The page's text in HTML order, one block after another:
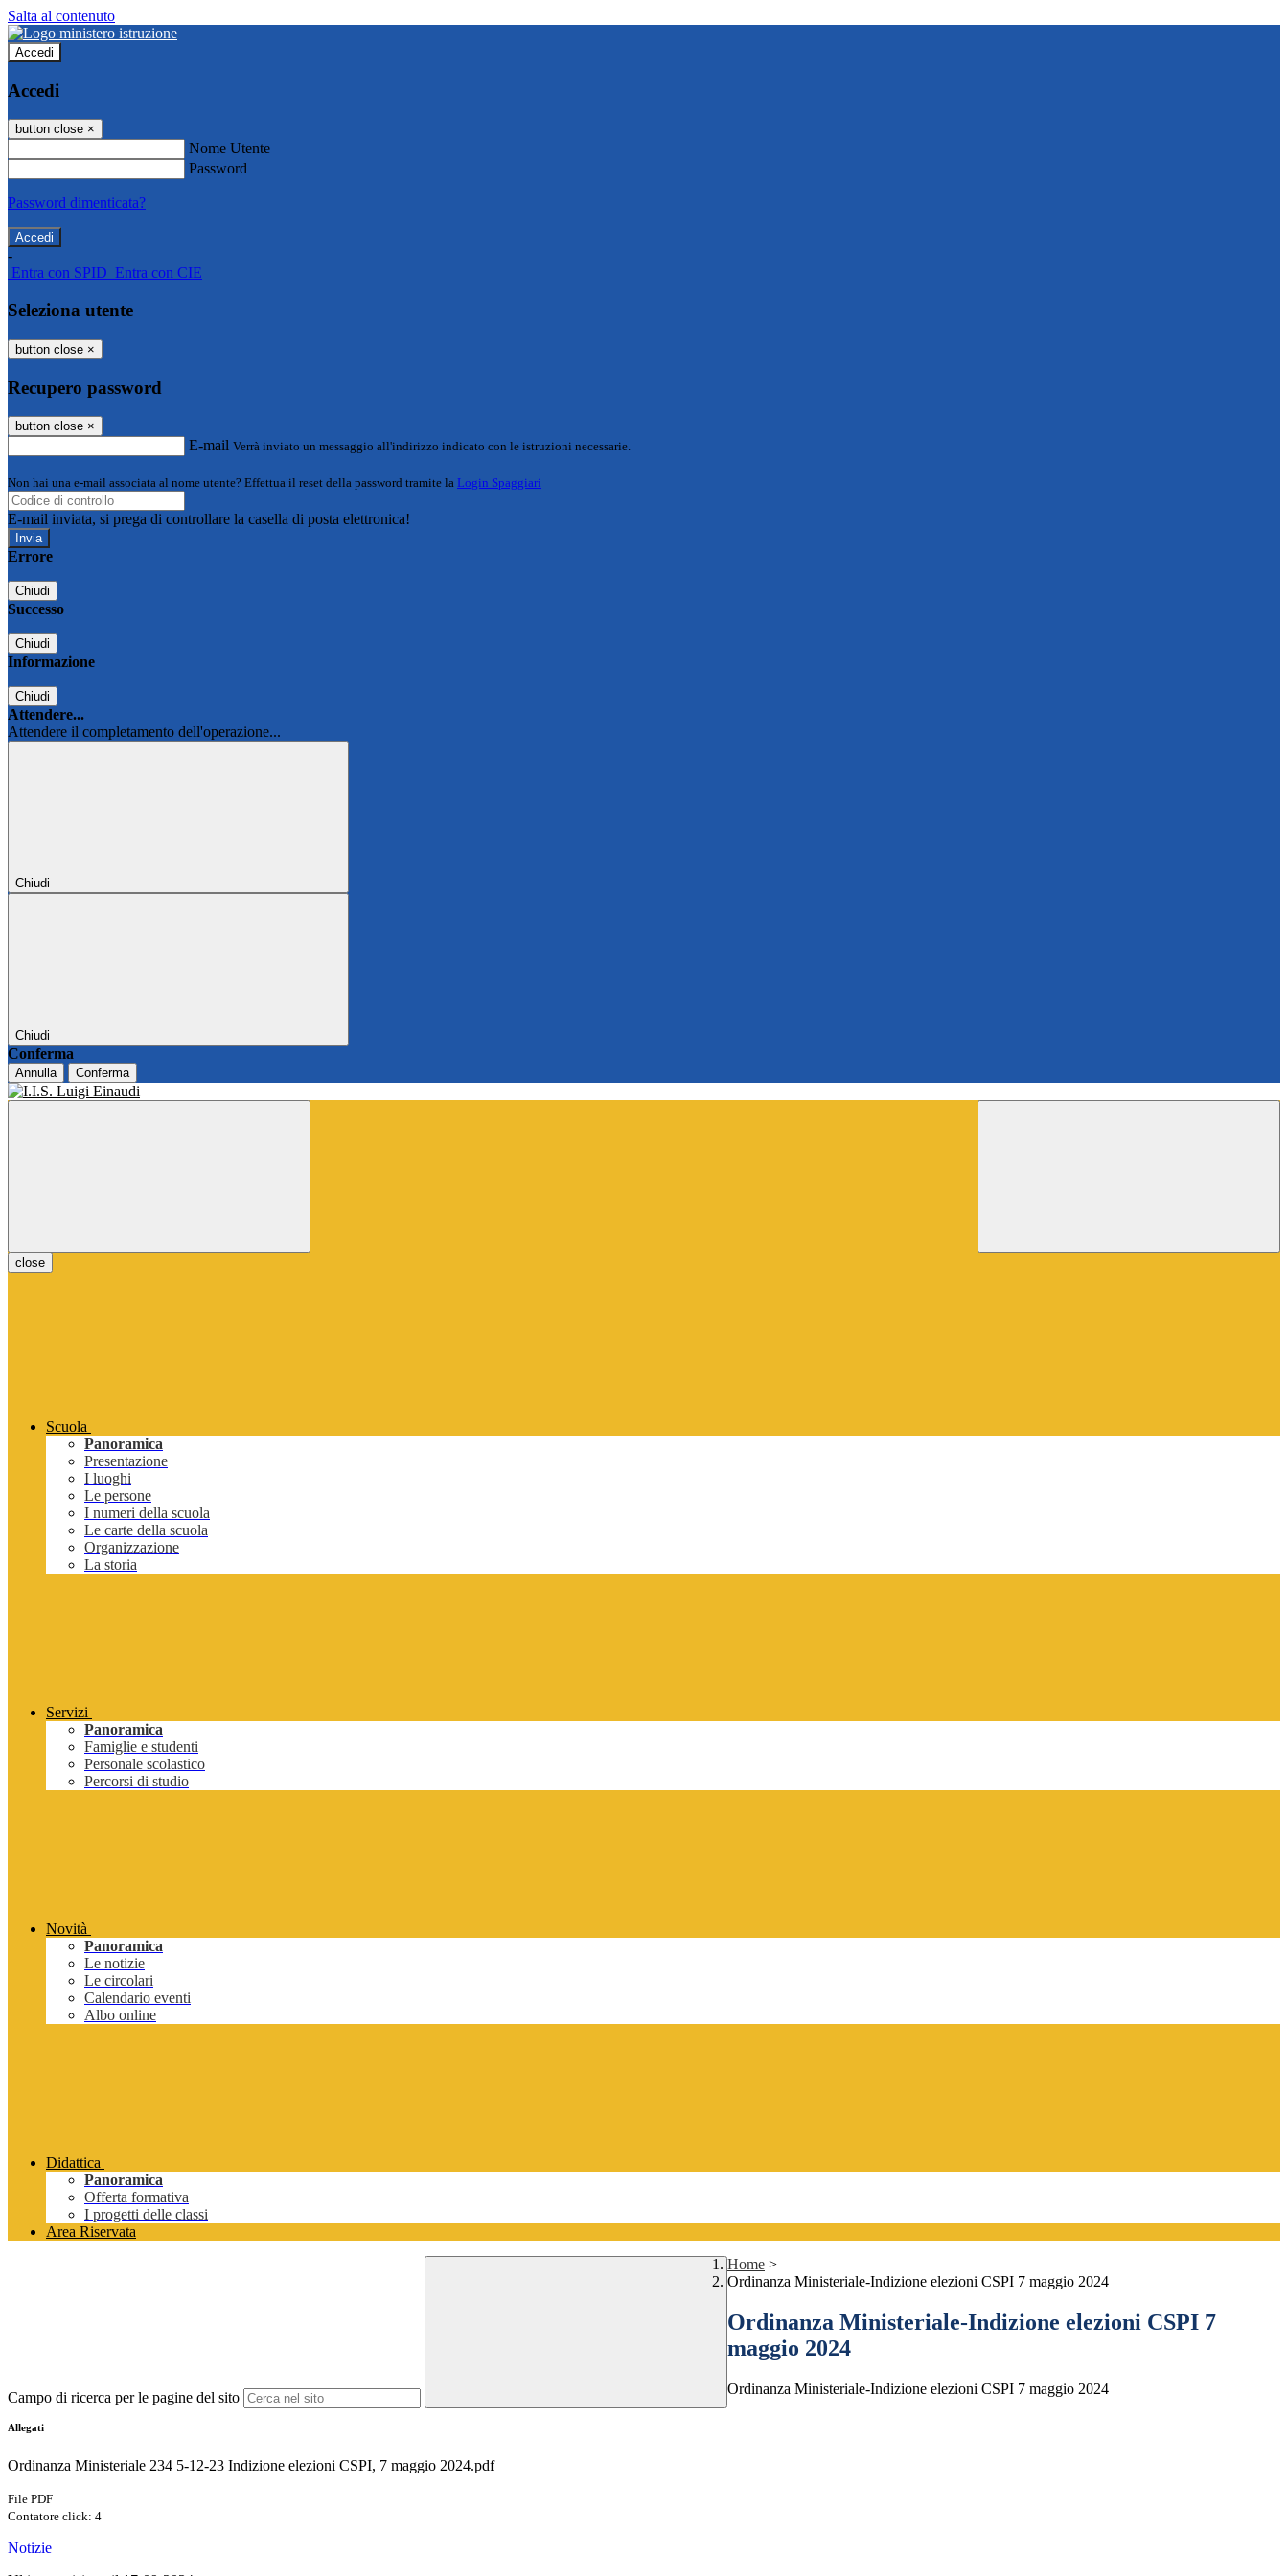
Salta al contenuto
Accedi
Accedi
button close ×
Nome Utente
Password
Password dimenticata?
-
Entra con SPID Entra con CIE
Seleziona utente
button close ×
Recupero password
button close ×
E-mail Verrà inviato un messaggio all'indirizzo indicato con le istruzioni necessarie.
Non hai una e-mail associata al nome utente? Effettua il reset della password tramite la Login Spaggiari
E-mail inviata, si prega di controllare la casella di posta elettronica!
Errore
Chiudi
Successo
Chiudi
Informazione
Chiudi
Attendere...
Attendere il completamento dell'operazione...
Chiudi
Chiudi
Conferma
Annulla Conferma
close
Scuola
Panoramica
Presentazione
I luoghi
Le persone
I numeri della scuola
Le carte della scuola
Organizzazione
La storia
Servizi
Panoramica
Famiglie e studenti
Personale scolastico
Percorsi di studio
Novità
Panoramica
Le notizie
Le circolari
Calendario eventi
Albo online
Didattica
Panoramica
Offerta formativa
I progetti delle classi
Area Riservata
Campo di ricerca per le pagine del sito
Home >
Ordinanza Ministeriale-Indizione elezioni CSPI 7 maggio 2024
Ordinanza Ministeriale-Indizione elezioni CSPI 7
maggio 2024
Ordinanza Ministeriale-Indizione elezioni CSPI 7 maggio 2024
Allegati
Ordinanza Ministeriale 234 5-12-23 Indizione elezioni CSPI, 7 maggio 2024.pdf
File PDF
Contatore click: 4
Notizie